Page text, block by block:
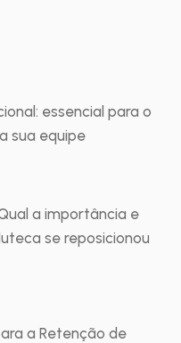
essencial para o
sua equipe
a importância e
se reposicionou
a Retenção de